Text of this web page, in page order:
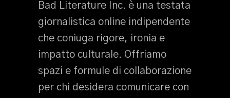
Bad Literature Inc. è una testata
giornalistica online indipendente
che coniuga rigore, ironia e
impatto culturale. Offriamo
spazi e formule di collaborazione
per chi desidera comunicare con